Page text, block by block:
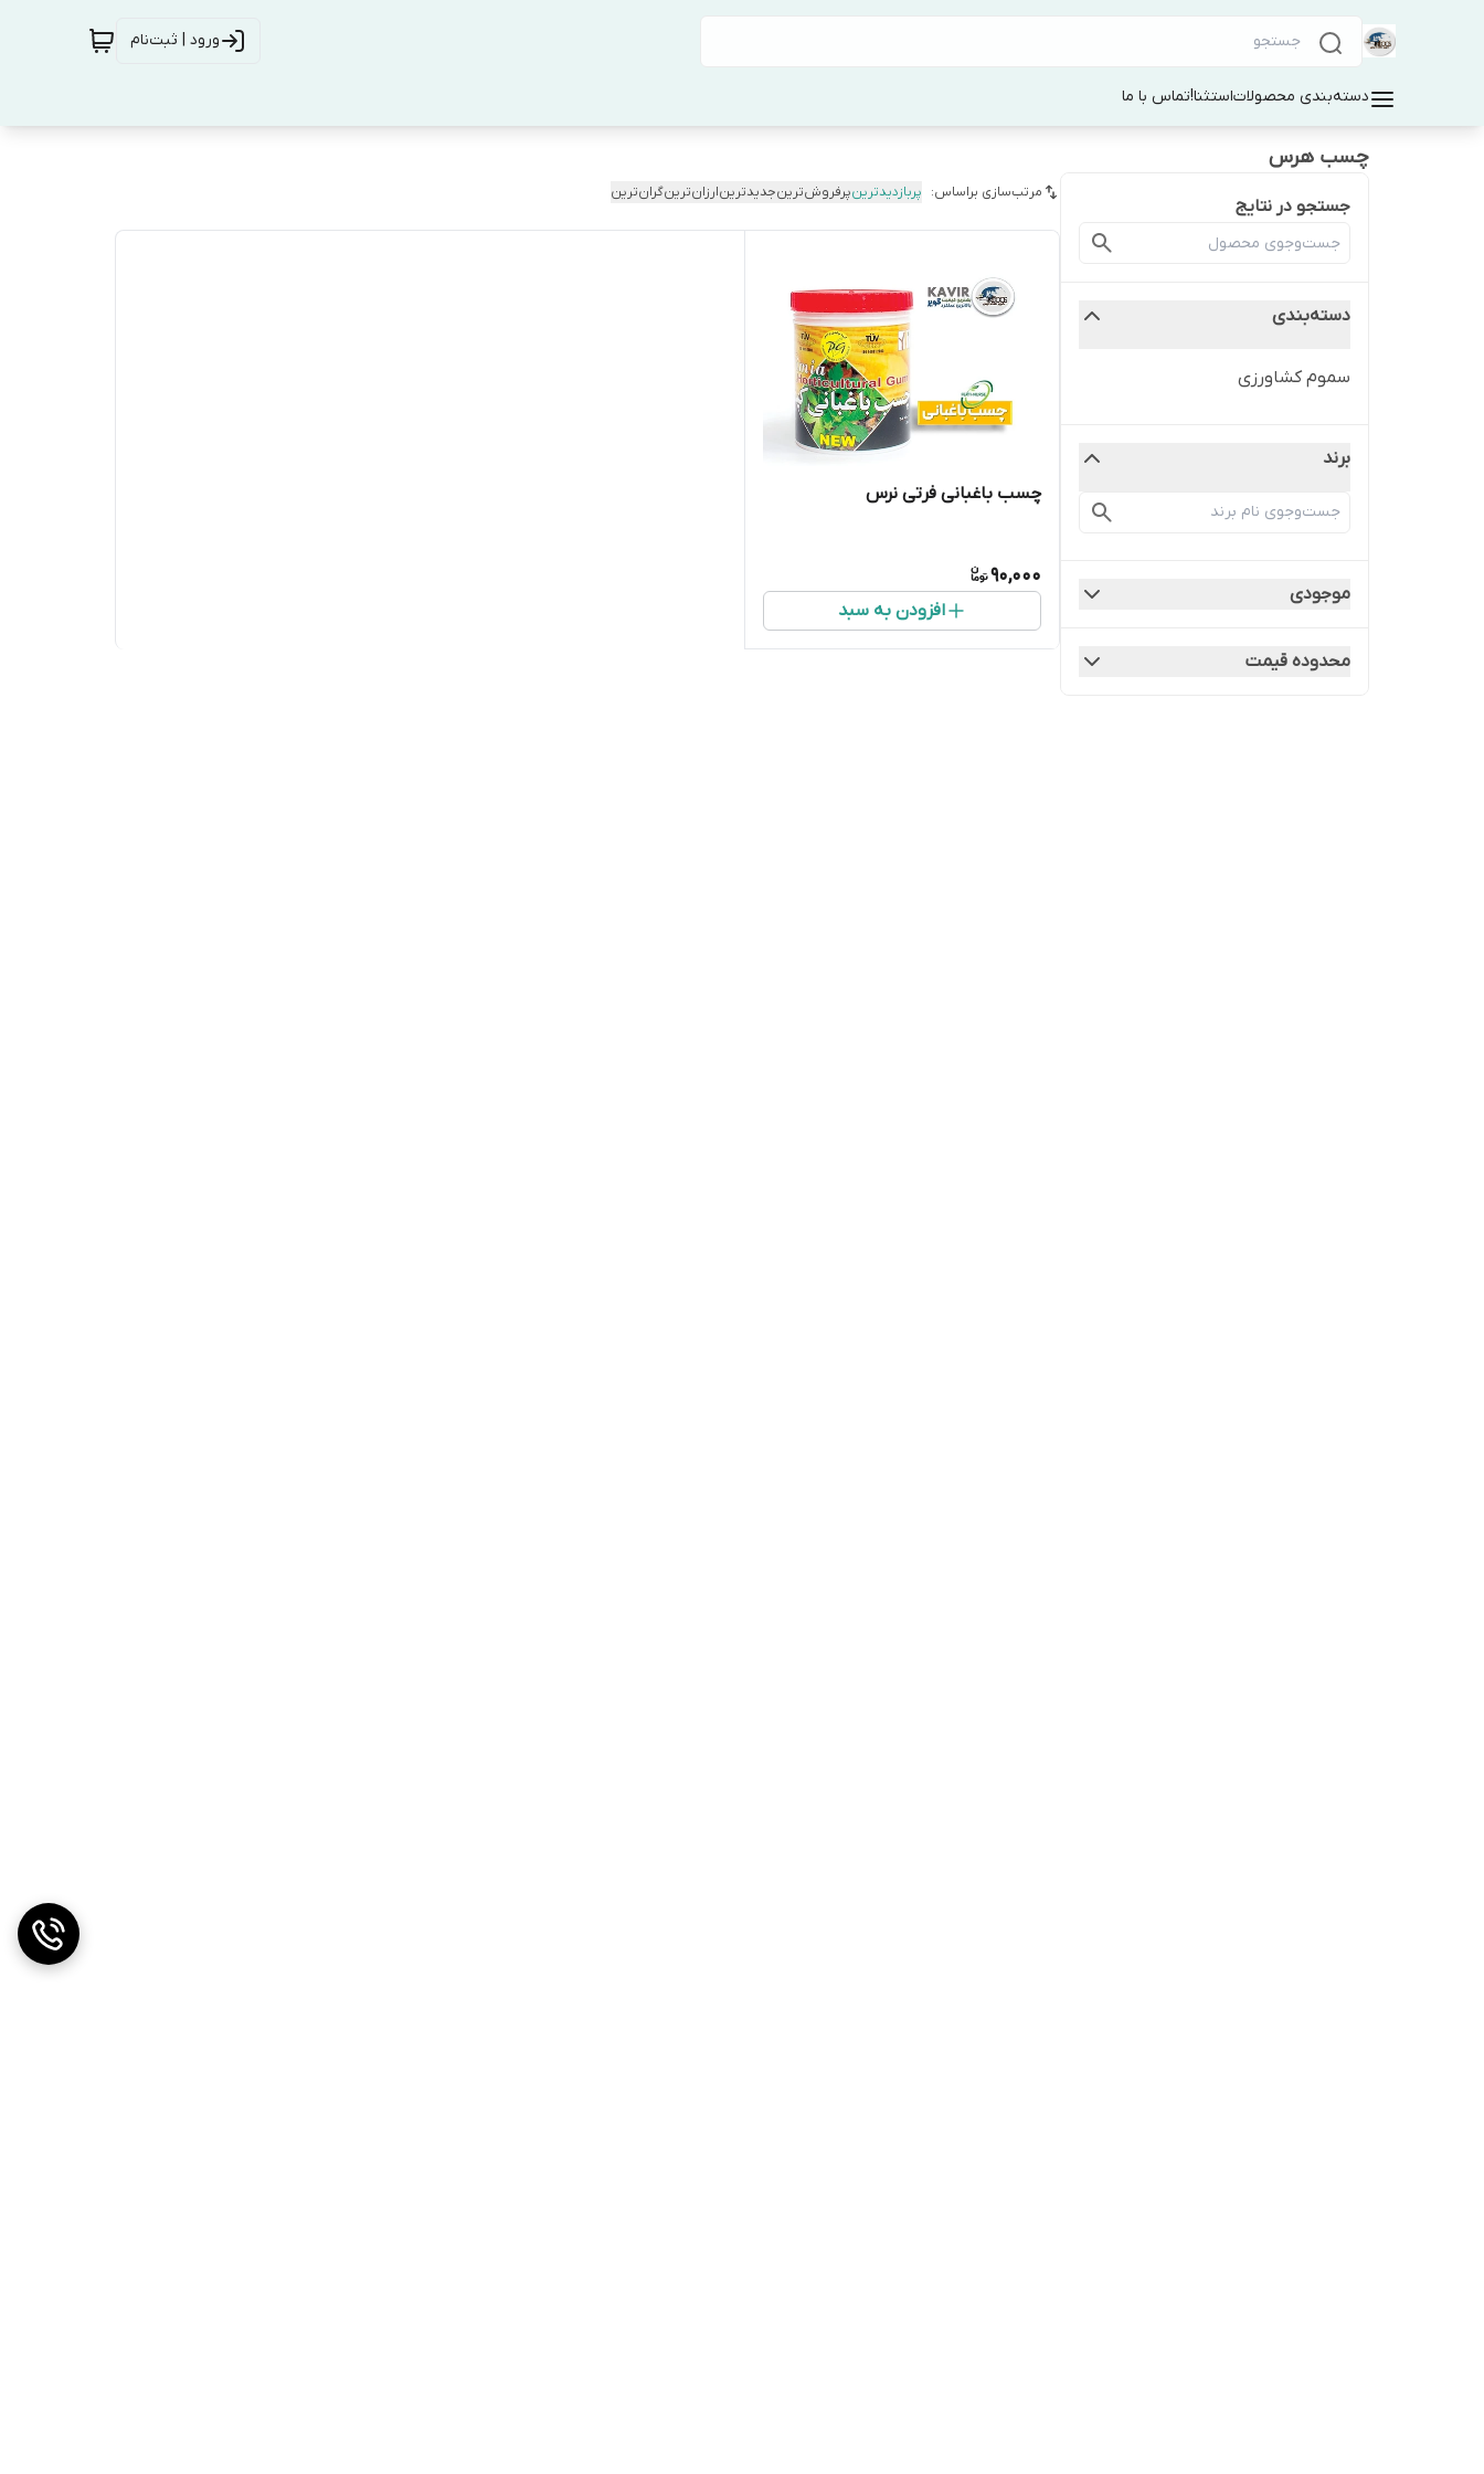
ورود | ثبت‌نام
دسته‌بندی محصولاتاستثنا!تماس با ما
چسب هرس
جستجو در نتایج
دسته‌بندی
سموم کشاورزی
برند
موجودی
محدوده قیمت
مرتب‌سازی براساس: پربازدیدترینپرفروش‌ترینجدیدترینارزان‌ترینگران‌ترین
چسب باغبانی فرتی نرس
90,000
افزودن به سبد